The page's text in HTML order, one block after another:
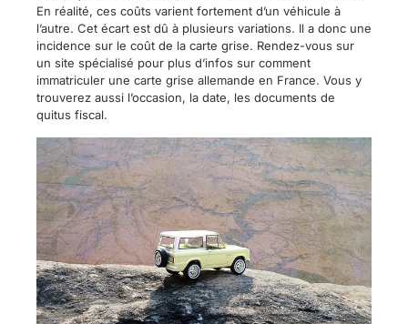
En réalité, ces coûts varient fortement d’un véhicule à
l’autre. Cet écart est dû à plusieurs variations. Il a donc une
incidence sur le coût de la carte grise. Rendez-vous sur
un site spécialisé pour plus d’infos sur comment
immatriculer une carte grise allemande en France. Vous y
trouverez aussi l’occasion, la date, les documents de
quitus fiscal.